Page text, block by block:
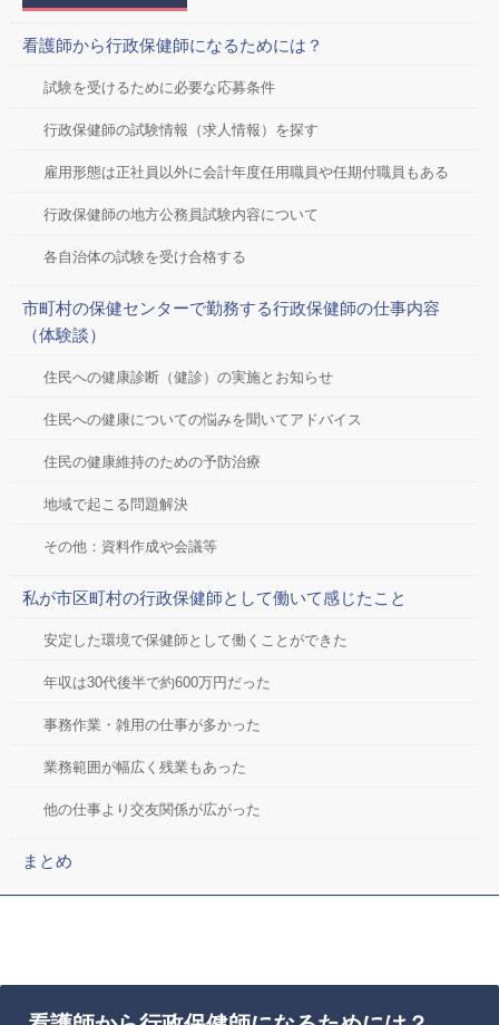
看護師から行政保健師になるためには？
試験を受けるために必要な応募条件
行政保健師の試験情報（求人情報）を探す
雇用形態は正社員以外に会計年度任用職員や任期付職員もある
行政保健師の地方公務員試験内容について
各自治体の試験を受け合格する
市町村の保健センターで勤務する行政保健師の仕事内容
（体験談）
住民への健康診断（健診）の実施とお知らせ
住民への健康についての悩みを聞いてアドバイス
住民の健康維持のための予防治療
地域で起こる問題解決
その他：資料作成や会議等
私が市区町村の行政保健師として働いて感じたこと
安定した環境で保健師として働くことができた
年収は30代後半で約600万円だった
事務作業・雑用の仕事が多かった
業務範囲が幅広く残業もあった
他の仕事より交友関係が広がった
まとめ